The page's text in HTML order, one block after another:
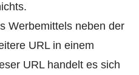
Werbemittels neben der
URL in einem
URL handelt es sich